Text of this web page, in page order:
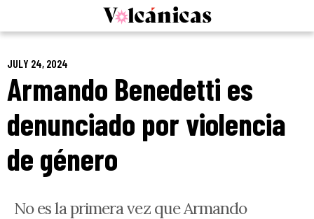
JULY 24, 2024
Armando Benedetti es
denunciado por violencia
de género
No es la primera vez que Armando